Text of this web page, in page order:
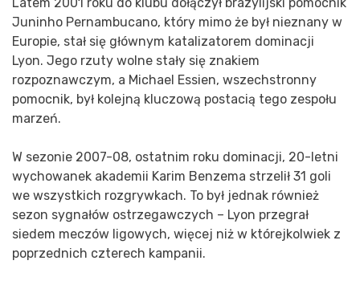
Latem 2001 roku do klubu dołączył brazylijski pomocnik
Juninho Pernambucano, który mimo że był nieznany w
Europie, stał się głównym katalizatorem dominacji
Lyon. Jego rzuty wolne stały się znakiem
rozpoznawczym, a Michael Essien, wszechstronny
pomocnik, był kolejną kluczową postacią tego zespołu
marzeń.
W sezonie 2007-08, ostatnim roku dominacji, 20-letni
wychowanek akademii Karim Benzema strzelił 31 goli
we wszystkich rozgrywkach. To był jednak również
sezon sygnałów ostrzegawczych – Lyon przegrał
siedem meczów ligowych, więcej niż w którejkolwiek z
poprzednich czterech kampanii.